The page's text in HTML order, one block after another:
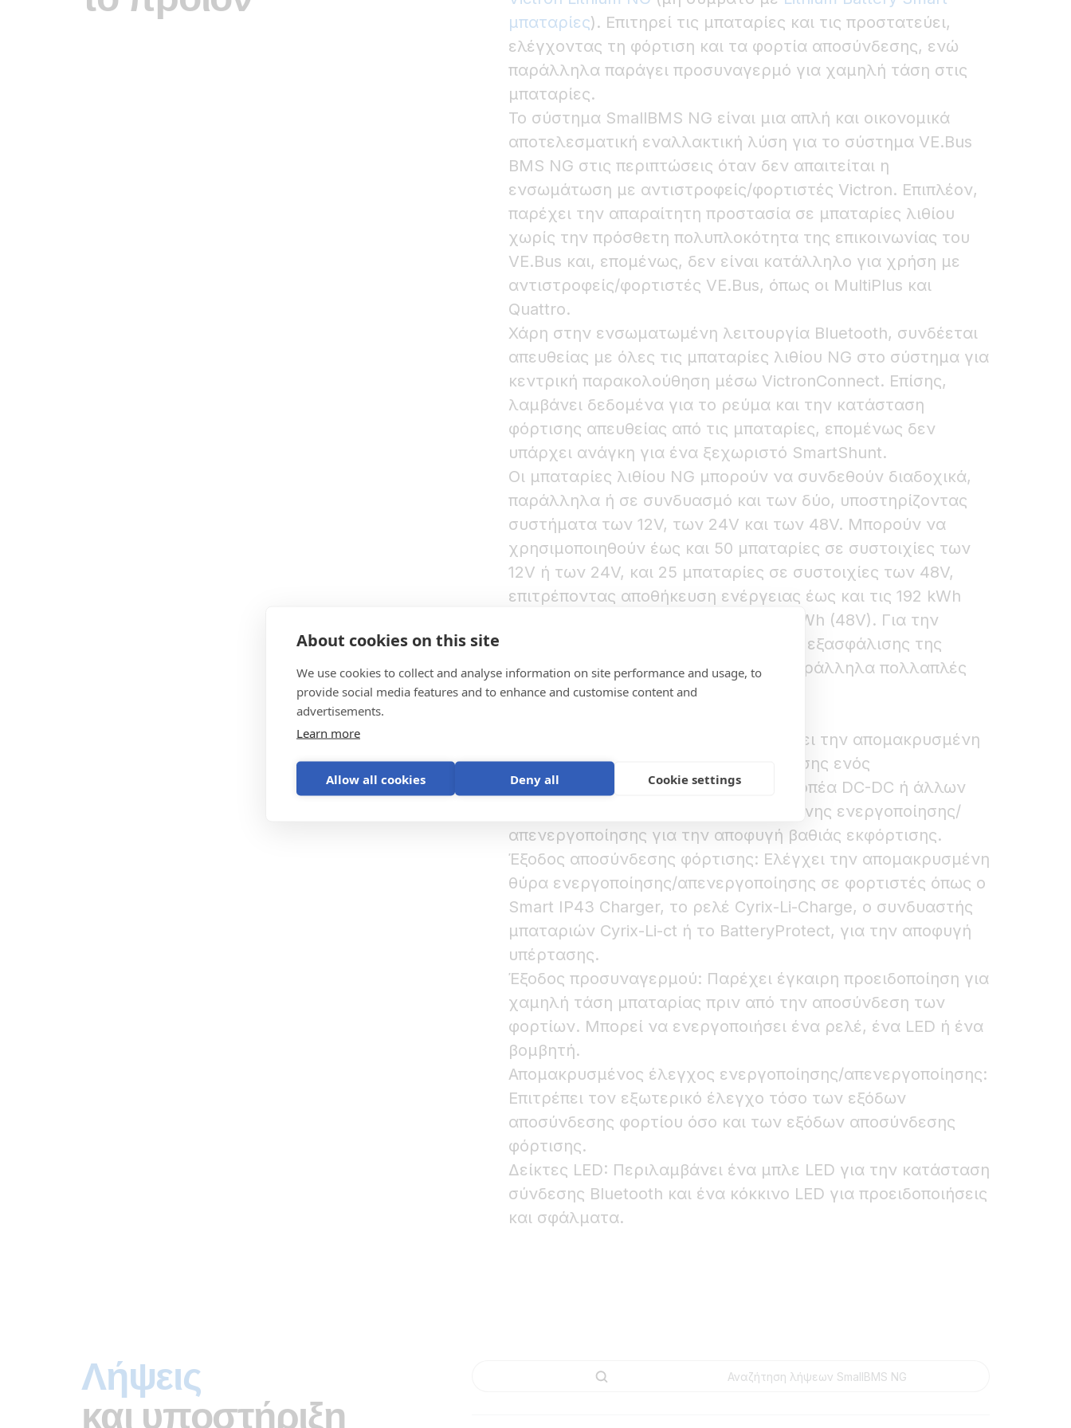
About cookies on this site
We use cookies to collect and analyse information on site performance and usage, to
provide social media features and to enhance and customise content and
advertisements.
Learn more
Allow all cookies Deny all Cookie settings
μπαταρίες). Επιτηρεί τις μπαταρίες και τις προστατεύει,
ελέγχοντας τη φόρτιση και τα φορτία αποσύνδεσης, ενώ
παράλληλα παράγει προσυναγερμό για χαμηλή τάση στις
μπαταρίες.
Το σύστημα SmallBMS NG είναι μια απλή και οικονομικά
αποτελεσματική εναλλακτική λύση για το σύστημα VE.Bus
BMS NG στις περιπτώσεις όταν δεν απαιτείται η
ενσωμάτωση με αντιστροφείς/φορτιστές Victron. Επιπλέον,
παρέχει την απαραίτητη προστασία σε μπαταρίες λιθίου
χωρίς την πρόσθετη πολυπλοκότητα της επικοινωνίας του
VE.Bus και, επομένως, δεν είναι κατάλληλο για χρήση με
αντιστροφείς/φορτιστές VE.Bus, όπως οι MultiPlus και
Quattro.
Χάρη στην ενσωματωμένη λειτουργία Bluetooth, συνδέεται
απευθείας με όλες τις μπαταρίες λιθίου NG στο σύστημα για
κεντρική παρακολούθηση μέσω VictronConnect. Επίσης,
λαμβάνει δεδομένα για το ρεύμα και την κατάσταση
φόρτισης απευθείας από τις μπαταρίες, επομένως δεν
υπάρχει ανάγκη για ένα ξεχωριστό SmartShunt.
Οι μπαταρίες λιθίου NG μπορούν να συνδεθούν διαδοχικά,
παράλληλα ή σε συνδυασμό και των δύο, υποστηρίζοντας
συστήματα των 12V, των 24V και των 48V. Μπορούν να
χρησιμοποιηθούν έως και 50 μπαταρίες σε συστοιχίες των
12V ή των 24V, και 25 μπαταρίες σε συστοιχίες των 48V,
επιτρέποντας αποθήκευση ενέργειας έως και τις 192 kWh
(12V), τις 384 kWh (24V) και τις 128 kWh (48V). Για την
επέκταση της χωρητικότητας και την εξασφάλισης της
εφεδρείας μπορούν να συνδεθούν παράλληλα πολλαπλές
μονάδες Lynx Smart BMS.
Έξοδος αποσύνδεσης φορτίου: Ελέγχει την απομακρυσμένη
είσοδο ενεργοποίησης/απενεργοποίησης ενός
BatteryProtect, αντιστροφέα, μετατροπέα DC-DC ή άλλων
φορτίων με λειτουργία απομακρυσμένης ενεργοποίησης/
απενεργοποίησης για την αποφυγή βαθιάς εκφόρτισης.
Έξοδος αποσύνδεσης φόρτισης: Ελέγχει την απομακρυσμένη
θύρα ενεργοποίησης/απενεργοποίησης σε φορτιστές όπως ο
Smart IP43 Charger, το ρελέ Cyrix-Li-Charge, ο συνδυαστής
μπαταριών Cyrix-Li-ct ή το BatteryProtect, για την αποφυγή
υπέρτασης.
Έξοδος προσυναγερμού: Παρέχει έγκαιρη προειδοποίηση για
χαμηλή τάση μπαταρίας πριν από την αποσύνδεση των
φορτίων. Μπορεί να ενεργοποιήσει ένα ρελέ, ένα LED ή ένα
βομβητή.
Απομακρυσμένος έλεγχος ενεργοποίησης/απενεργοποίησης:
Επιτρέπει τον εξωτερικό έλεγχο τόσο των εξόδων
αποσύνδεσης φορτίου όσο και των εξόδων αποσύνδεσης
φόρτισης.
Δείκτες LED: Περιλαμβάνει ένα μπλε LED για την κατάσταση
σύνδεσης Bluetooth και ένα κόκκινο LED για προειδοποιήσεις
και σφάλματα.
Λήψεις
και υποστήριξη